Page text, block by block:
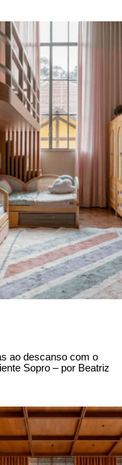
ao descanso com o
Sopro – por Beatriz